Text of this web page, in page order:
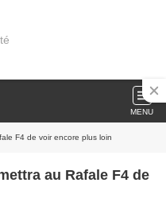
MENU
F4 de voir encore plus loin
au Rafale F4 de